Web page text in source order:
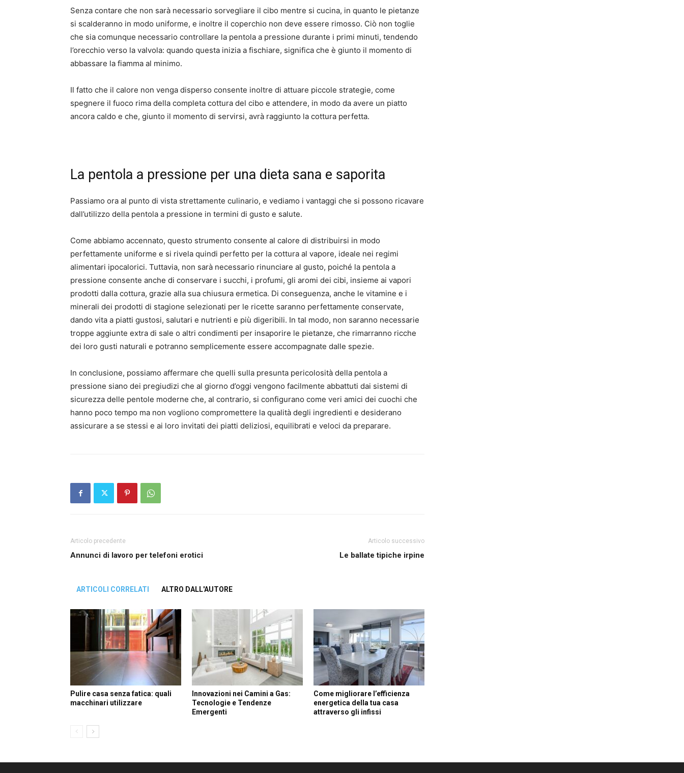
Senza contare che non sarà necessario sorvegliare il cibo mentre si cucina, in quanto le pietanze
si scalderanno in modo uniforme, e inoltre il coperchio non deve essere rimosso. Ciò non toglie
che sia comunque necessario controllare la pentola a pressione durante i primi minuti, tendendo
l’orecchio verso la valvola: quando questa inizia a fischiare, significa che è giunto il momento di
abbassare la fiamma al minimo.
Il fatto che il calore non venga disperso consente inoltre di attuare piccole strategie, come
spegnere il fuoco rima della completa cottura del cibo e attendere, in modo da avere un piatto
ancora caldo e che, giunto il momento di servirsi, avrà raggiunto la cottura perfetta.
La pentola a pressione per una dieta sana e saporita
Passiamo ora al punto di vista strettamente culinario, e vediamo i vantaggi che si possono ricavare
dall’utilizzo della pentola a pressione in termini di gusto e salute.
Come abbiamo accennato, questo strumento consente al calore di distribuirsi in modo
perfettamente uniforme e si rivela quindi perfetto per la cottura al vapore, ideale nei regimi
alimentari ipocalorici. Tuttavia, non sarà necessario rinunciare al gusto, poiché la pentola a
pressione consente anche di conservare i succhi, i profumi, gli aromi dei cibi, insieme ai vapori
prodotti dalla cottura, grazie alla sua chiusura ermetica. Di conseguenza, anche le vitamine e i
minerali dei prodotti di stagione selezionati per le ricette saranno perfettamente conservate,
dando vita a piatti gustosi, salutari e nutrienti e più digeribili. In tal modo, non saranno necessarie
troppe aggiunte extra di sale o altri condimenti per insaporire le pietanze, che rimarranno ricche
dei loro gusti naturali e potranno semplicemente essere accompagnate dalle spezie.
In conclusione, possiamo affermare che quelli sulla presunta pericolosità della pentola a
pressione siano dei pregiudizi che al giorno d’oggi vengono facilmente abbattuti dai sistemi di
sicurezza delle pentole moderne che, al contrario, si configurano come veri amici dei cuochi che
hanno poco tempo ma non vogliono compromettere la qualità degli ingredienti e desiderano
assicurare a se stessi e ai loro invitati dei piatti deliziosi, equilibrati e veloci da preparare.
Articolo precedente
Annunci di lavoro per telefoni erotici
Articolo successivo
Le ballate tipiche irpine
ARTICOLI CORRELATI ALTRO DALL'AUTORE
Pulire casa senza fatica: quali
macchinari utilizzare
Innovazioni nei Camini a Gas:
Tecnologie e Tendenze
Emergenti
Come migliorare l’efficienza
energetica della tua casa
attraverso gli infissi